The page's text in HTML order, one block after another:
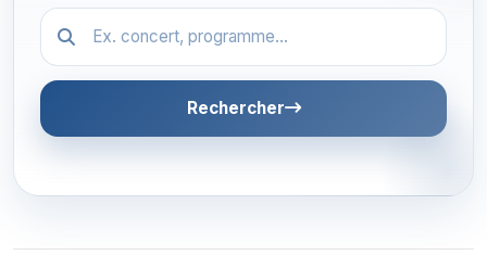
Festival.article.hiddenLabel
Rechercher